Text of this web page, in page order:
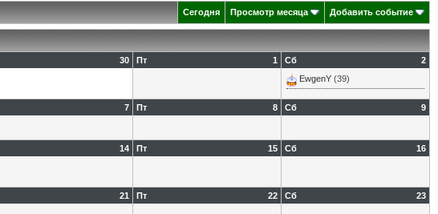
Сегодня Просмотр месяца Добавить событие
30 1
Пт 2
Сб
EwgenY (39)
7 8
Пт 9
Сб
14 15
Пт 16
Сб
21 22
Пт 23
Сб